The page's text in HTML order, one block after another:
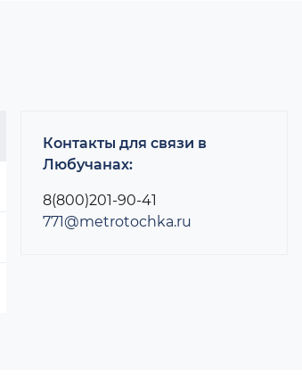
Контакты для связи в
Любучанах:
8(800)201-90-41
771@metrotochka.ru